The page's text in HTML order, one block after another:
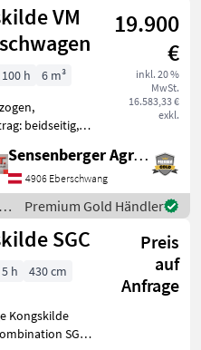
Filter VM
19.900
€
inkl. 20 %
MwSt.
16.583,33 €
exkl.
100 h
6 m³
beidseitig,
vertikal,
Schnecken,
Stützfuß
-Konskilde VM
Sensenberger Agrar-Technik
4906 Eberschwang
Premium Gold Händler
SGC
Preis
auf
Anfrage
5 h 430 cm
Kongskilde
SGC